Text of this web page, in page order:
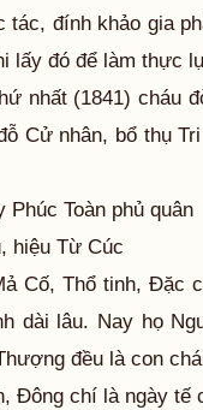
đính khảo gia
lấy đó để làm thực
nhất (1841) cháu
Cử nhân, bổ thụ
Toàn phủ quân
hiệu Từ Cúc
Cố, Thổ tinh, Đặc
dài lâu. Nay họ
đều là con
Đông chí là ngày tế